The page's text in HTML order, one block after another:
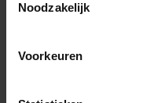
Noodzakelijk
Voorkeuren